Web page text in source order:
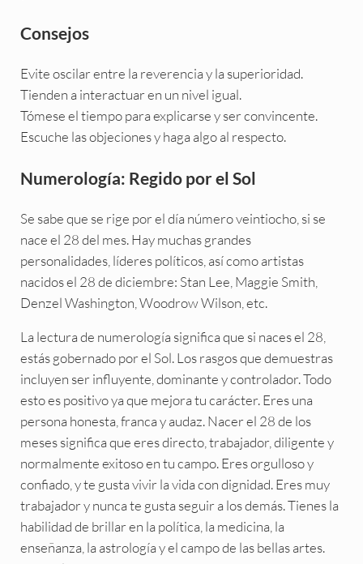
Consejos
Evite oscilar entre la reverencia y la superioridad.
Tienden a interactuar en un nivel igual.
Tómese el tiempo para explicarse y ser convincente.
Escuche las objeciones y haga algo al respecto.
Numerología: Regido por el Sol
Se sabe que se rige por el día número veintiocho, si se
nace el 28 del mes. Hay muchas grandes
personalidades, líderes políticos, así como artistas
nacidos el 28 de diciembre: Stan Lee, Maggie Smith,
Denzel Washington, Woodrow Wilson, etc.
La lectura de numerología significa que si naces el 28,
estás gobernado por el Sol. Los rasgos que demuestras
incluyen ser influyente, dominante y controlador. Todo
esto es positivo ya que mejora tu carácter. Eres una
persona honesta, franca y audaz. Nacer el 28 de los
meses significa que eres directo, trabajador, diligente y
normalmente exitoso en tu campo. Eres orgulloso y
confiado, y te gusta vivir la vida con dignidad. Eres muy
trabajador y nunca te gusta seguir a los demás. Tienes la
habilidad de brillar en la política, la medicina, la
enseñanza, la astrología y el campo de las bellas artes.